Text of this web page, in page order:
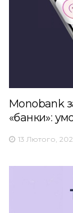
Monobank
«банки»:
13 Лютого,